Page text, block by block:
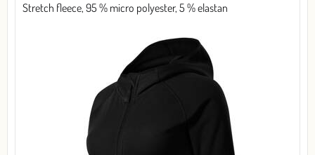
Stretch fleece, 95 % micro polyester, 5 % elastan